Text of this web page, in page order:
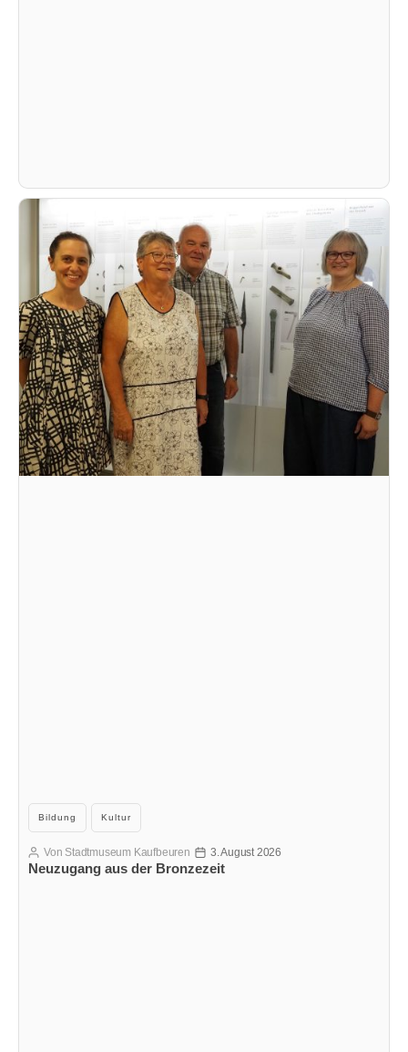
Kategorien
Bildung Kultur
Neuzugang aus der Bronzezeit
Beitragsautor
Von Stadtmuseum Kaufbeuren Veröffentlichungsdatum
3. August 2026